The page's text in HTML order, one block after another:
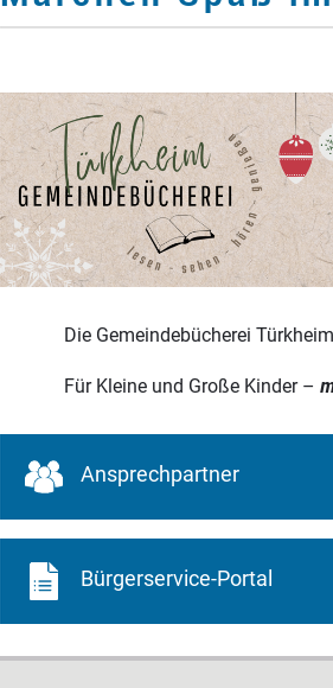
Die Gemeindebücherei
Für Kleine und Große Kinder –
Ansprechpartner
Bürgerservice-Portal